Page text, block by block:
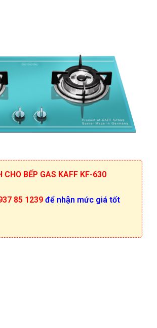
CHO BẾP GAS KAFF KF-630
85 1239 để nhận mức giá tốt